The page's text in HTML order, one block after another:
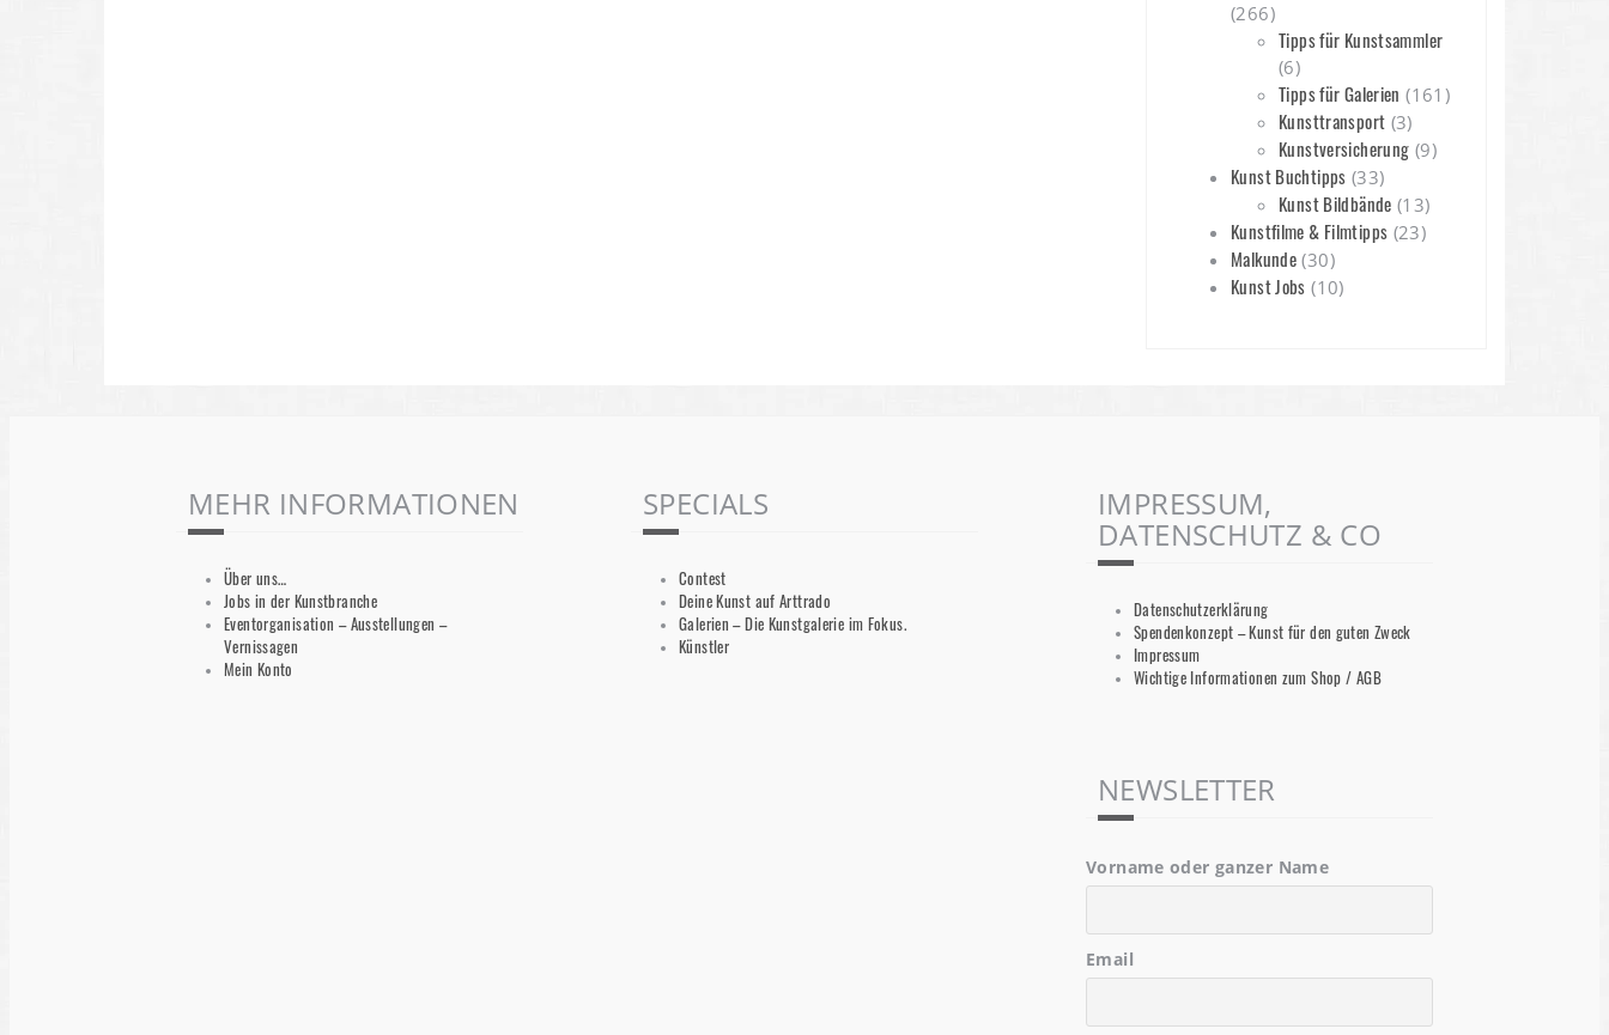
(266)
Tipps für Kunstsammler
(6)
Tipps für Galerien (161)
Kunsttransport (3)
Kunstversicherung (9)
Kunst Buchtipps (33)
Kunst Bildbände (13)
Kunstfilme & Filmtipps (23)
Malkunde (30)
Kunst Jobs (10)
MEHR INFORMATIONEN
Über uns…
Jobs in der Kunstbranche
Eventorganisation – Ausstellungen –
Vernissagen
Mein Konto
SPECIALS
Contest
Deine Kunst auf Arttrado
Galerien – Die Kunstgalerie im Fokus.
Künstler
IMPRESSUM,
DATENSCHUTZ & CO
Datenschutzerklärung
Spendenkonzept – Kunst für den guten Zweck
Impressum
Wichtige Informationen zum Shop / AGB
NEWSLETTER
Vorname oder ganzer Name
Email